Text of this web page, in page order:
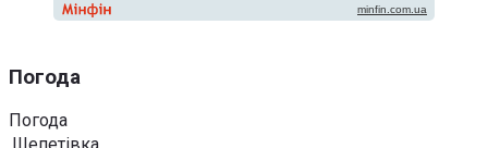
Погода
Погода